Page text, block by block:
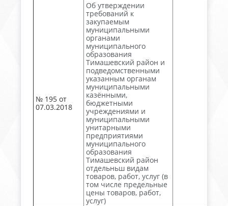
№ 195 от
07.03.2018
Об утверждении
требований к
закупаемым
муниципальными
органами
муниципального
образования
Тимашевский район и
подведомственными
указанным органам
муниципальными
казёнными,
бюджетными
учреждениями и
муниципальными
унитарными
предприятиями
муниципального
образования
Тимашевский район
отдельньш видам
товаров, работ, услуг (в
том числе предельные
цены товаров, работ,
услуг)